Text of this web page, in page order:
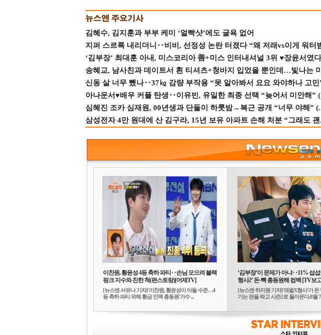
김혜수, 김지훈과 부부 케미 ‘얼빡샷’에도 굴욕 없어
지퍼 스르륵 내리더니‥비비, 선정성 논란 터졌다 “왜 저래vs이게 워터
‘김부장’ 최대훈 아내, 미스코리아 善+미스 인터내셔널 3위 ♥장윤서였다
송혜교, 남사친과 데이트서 흰 티셔츠+청바지 입었을 뿐인데…빛나는
신동 살 너무 뺐나‥37㎏ 감량 부작용 “못 알아봐서 요요 와야하나 고민
아나운서♥배우 커플 탄생‥이유빈, 유일한 최종 선택 “늦어서 미안해”
심혜진 조카 심재원, 00년생과 단둘이 하룻밤→복근 공개 “너무 야해”
삼성전자 4만 원대에 산 김구라, 15년 보유 아파트 손해 처분 “그래도 괜
이찬원, 황윤성 4등 축하 파티‥손님 모으려 블랙
핑크 지수와 친한 척(편스토랑)[어제TV]
[뉴스엔 서유나 기자]'이찬원, 황윤성이 아들 수준…4
등 축하 파티 위해 황금 인맥 총동원'가수 ...
‘김부장’이 문제가 아냐‥11% 섭섭
형사2’ 돈·빽 총동원해 컴백 [TV보
[뉴스엔 하지원 기자]'재벌X형사'가 돈
기는 판을 짜고 시즌2로 돌아온다.8월 7